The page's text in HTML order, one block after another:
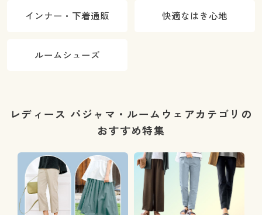
インナー・下着通販 快適なはき心地
ルームシューズ
レディース パジャマ・ルームウェアカテゴリの
おすすめ特集